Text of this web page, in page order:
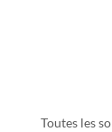
Toutes les